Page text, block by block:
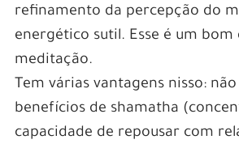
refinamento da percepção do
energético sutil. Esse é um bom
meditação.
Tem várias vantagens nisso:
benefícios de shamatha
capacidade de repousar com